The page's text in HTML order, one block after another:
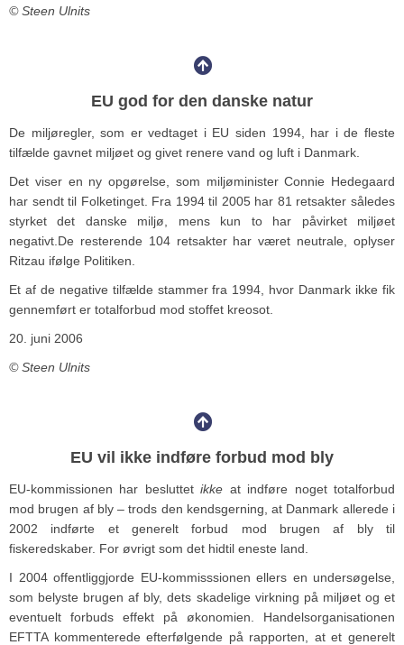
© Steen Ulnits
EU god for den danske natur
De miljøregler, som er vedtaget i EU siden 1994, har i de fleste
tilfælde gavnet miljøet og givet renere vand og luft i Danmark.
Det viser en ny opgørelse, som miljøminister Connie Hedegaard
har sendt til Folketinget. Fra 1994 til 2005 har 81 retsakter således
styrket det danske miljø, mens kun to har påvirket miljøet
negativt. De resterende 104 retsakter har været neutrale, oplyser
Ritzau ifølge Politiken.
Et af de negative tilfælde stammer fra 1994, hvor Danmark ikke fik
gennemført er totalforbud mod stoffet kreosot.
20. juni 2006
© Steen Ulnits
EU vil ikke indføre forbud mod bly
EU-kommissionen har besluttetikke at indføre noget totalforbud
mod brugen af bly – trods den kendsgerning, at Danmark allerede i
2002 indførte et generelt forbud mod brugen af bly til
fiskeredskaber. For øvrigt som det hidtil eneste land.
I 2004 offentliggjorde EU-kommisssionen ellers en undersøgelse,
som belyste brugen af bly, dets skadelige virkning på miljøet og et
eventuelt forbuds effekt på økonomien. Handelsorganisationen
EFTTA kommenterede efterfølgende på rapporten, at et generelt